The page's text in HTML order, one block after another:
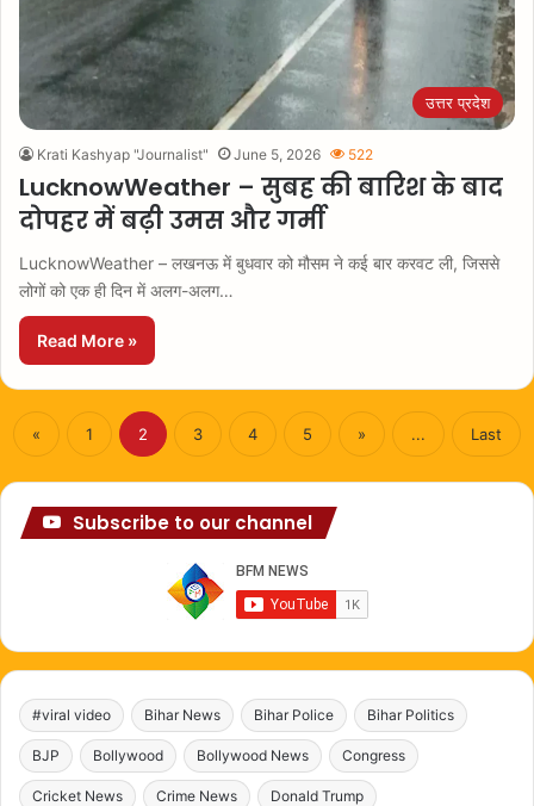
उत्तर प्रदेश
Krati Kashyap "Journalist" June 5, 2026 522
LucknowWeather – सुबह की बारिश के बाद
दोपहर में बढ़ी उमस और गर्मी
LucknowWeather – लखनऊ में बुधवार को मौसम ने कई बार करवट ली, जिससे
लोगों को एक ही दिन में अलग-अलग…
Read More »
« 1 2 3 4 5 » ... Last
Subscribe to our channel
#viral video Bihar News Bihar Police Bihar Politics
BJP Bollywood Bollywood News Congress
Cricket News Crime News Donald Trump